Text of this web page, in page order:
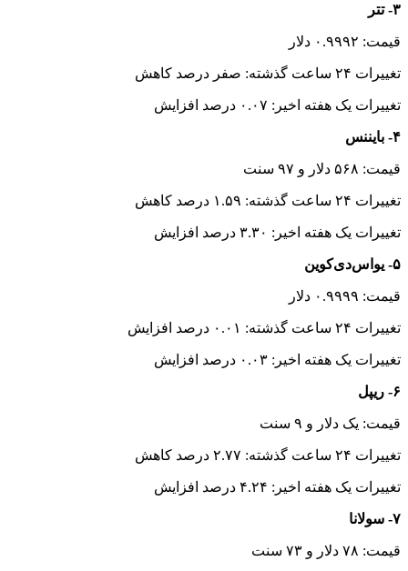
۳- تتر
قیمت: ۰.۹۹۹۲ دلار
تغییرات ۲۴ ساعت گذشته: صفر درصد کاهش
تغییرات یک هفته اخیر: ۰.۰۷ درصد افزایش
۴- بایننس‌
قیمت: ۵۶۸ دلار و ۹۷ سنت
تغییرات ۲۴ ساعت گذشته: ۱.۵۹ درصد کاهش
تغییرات یک هفته اخیر: ۳.۳۰ درصد افزایش
۵- یواس‌دی‌کوین
قیمت: ۰.۹۹۹۹ دلار
تغییرات ۲۴ ساعت گذشته: ۰.۰۱ درصد افزایش
تغییرات یک هفته اخیر: ۰.۰۳ درصد افزایش
۶- ریپل
قیمت: یک دلار و ۹ سنت
تغییرات ۲۴ ساعت گذشته: ۲.۷۷ درصد کاهش
تغییرات یک هفته اخیر: ۴.۲۴ درصد افزایش
۷- سولانا
قیمت: ۷۸ دلار و ۷۳ سنت